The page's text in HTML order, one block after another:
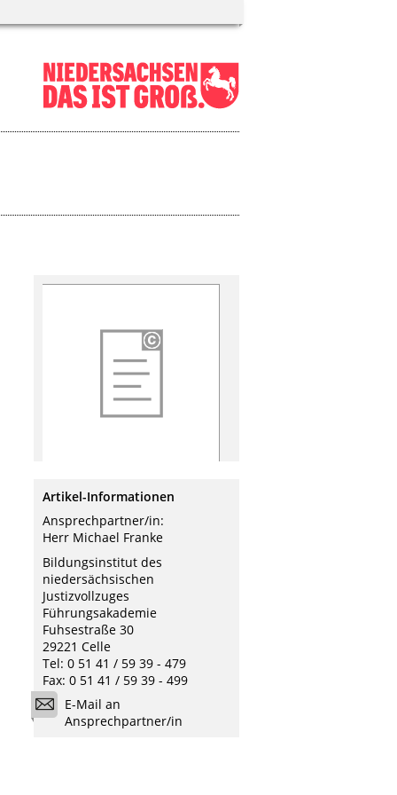
Artikel-Informationen
Ansprechpartner/in:
Herr Michael Franke
Bildungsinstitut des
niedersächsischen
Justizvollzuges
Führungsakademie
Fuhsestraße 30
29221 Celle
Tel: 0 51 41 / 59 39 - 479
Fax: 0 51 41 / 59 39 - 499
E-Mail an
Ansprechpartner/in